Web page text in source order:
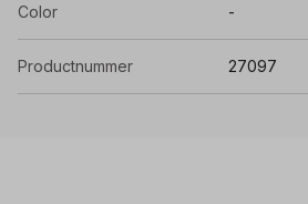
Color -
Productnummer 27097